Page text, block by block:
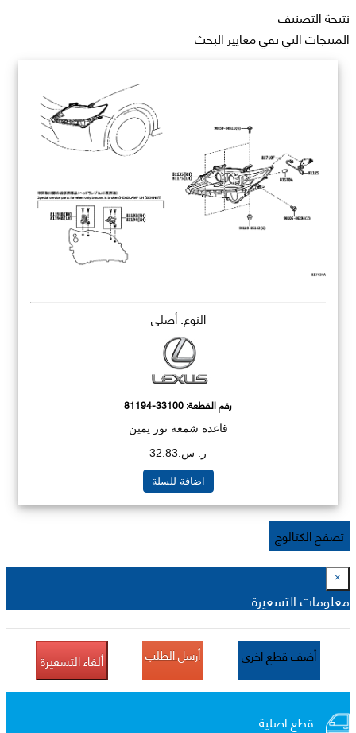
نتيجة التصنيف
المنتجات التي تفي معايير البحث
النوع: أصلي
رقم القطعة:81194-33100
قاعدة شمعة نور يمين
ر. س.32.83
اضافة للسلة
تصفح الكتالوج
×
معلومات التسعيرة
أضف قطع اخرى أرسل الطلب ألغاء التسعيرة
قطع اصلية